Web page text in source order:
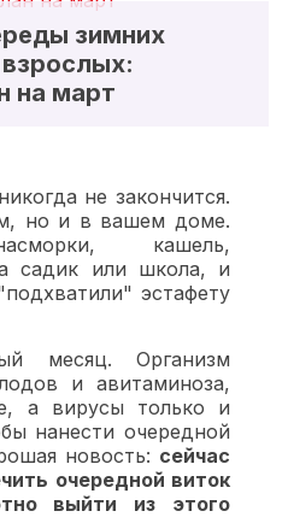
зимних
на март
не закончится.
но и в вашем доме.
кашель,
садик или школа, и
эстафету
месяц. Организм
и авитаминоза,
а вирусы только и
нанести очередной
новость: сейчас
очередной виток
выйти из этого